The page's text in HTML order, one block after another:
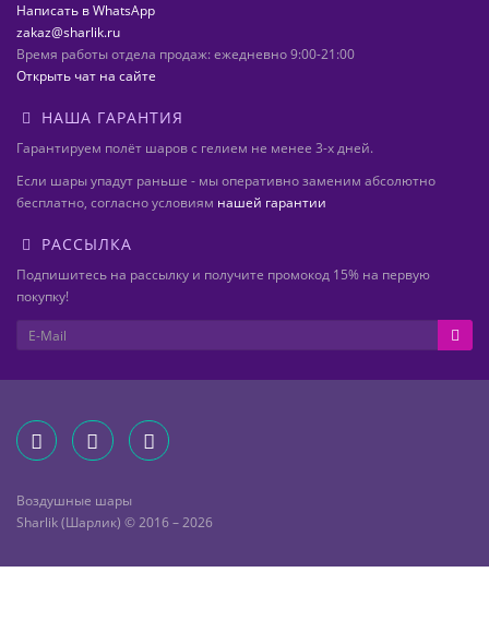
Написать в WhatsApp
zakaz@sharlik.ru
Время работы отдела продаж: ежедневно 9:00-21:00
Открыть чат на сайте
НАША ГАРАНТИЯ
Гарантируем полёт шаров с гелием не менее 3-х дней.
Если шары упадут раньше - мы оперативно заменим абсолютно
бесплатно, согласно условиям нашей гарантии
РАССЫЛКА
Подпишитесь на рассылку и получите промокод 15% на первую
покупку!
Воздушные шары
Sharlik (Шарлик) © 2016 – 2026